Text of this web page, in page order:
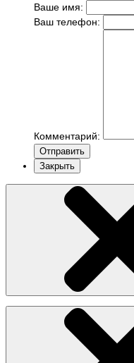
Ваше имя:
Ваш телефон:
Комментарий:
Отправить
Закрыть